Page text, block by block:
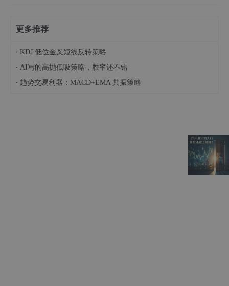
更多推荐
· KDJ 低位金叉短线反转策略
· AI写的高抛低吸策略，胜率还不错
· 趋势交易利器：MACD+EMA 共振策略